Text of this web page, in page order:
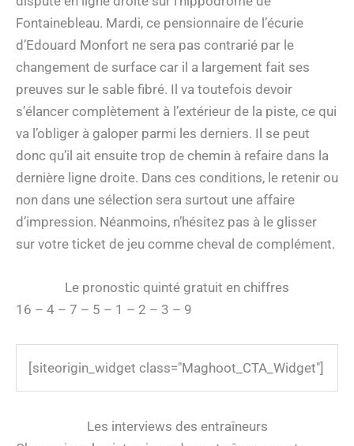
Fontainebleau. Mardi, ce pensionnaire de l’écurie
d’Edouard Monfort ne sera pas contrarié par le
changement de surface car il a largement fait ses
preuves sur le sable fibré. Il va toutefois devoir
s’élancer complètement à l’extérieur de la piste, ce qui
va l’obliger à galoper parmi les derniers. Il se peut
donc qu’il ait ensuite trop de chemin à refaire dans la
dernière ligne droite. Dans ces conditions, le retenir ou
non dans une sélection sera surtout une affaire
d’impression. Néanmoins, n’hésitez pas à le glisser
sur votre ticket de jeu comme cheval de complément.
Le pronostic quinté gratuit en chiffres
16 – 4 – 7 – 5 – 1 – 2 – 3 – 9
[siteorigin_widget class="Maghoot_CTA_Widget"]
Les interviews des entraîneurs